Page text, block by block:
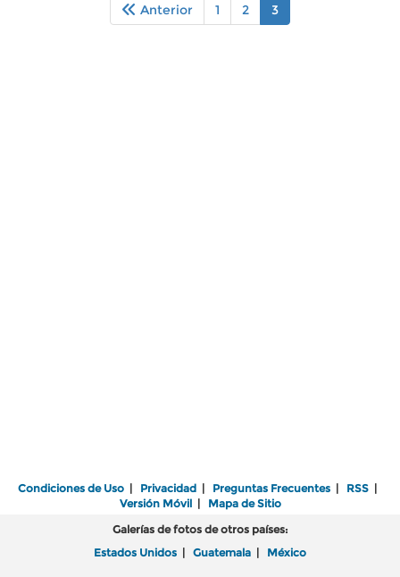
Anterior 1 2 3
Condiciones de Uso | Privacidad | Preguntas Frecuentes | RSS |
Versión Móvil| Mapa de Sitio
Galerías de fotos de otros países:
Estados Unidos | Guatemala | México